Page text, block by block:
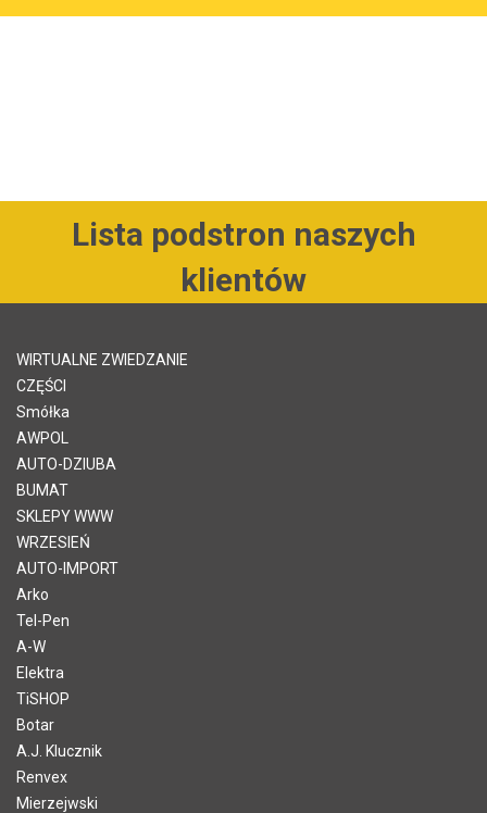
Lista podstron naszych
klientów
WIRTUALNE ZWIEDZANIE
CZĘŚCI
Smółka
AWPOL
AUTO-DZIUBA
BUMAT
SKLEPY WWW
WRZESIEŃ
AUTO-IMPORT
Arko
Tel-Pen
A-W
Elektra
TiSHOP
Botar
A.J. Klucznik
Renvex
Mierzejwski